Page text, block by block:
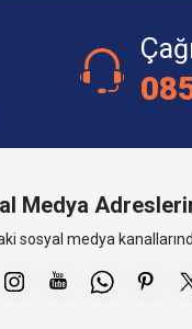
Medya
sosyal medya